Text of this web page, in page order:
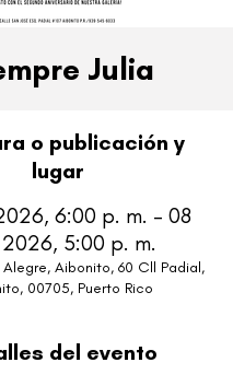
Julia
o publicación y
lugar
6:00 p. m. – 08
5:00 p. m.
Aibonito, 60 Cll Padial,
00705, Puerto Rico
del evento